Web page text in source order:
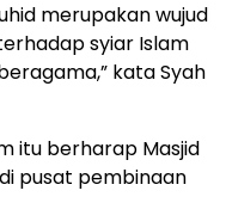
merupakan wujud
syiar Islam
kata Syah
itu berharap Masjid
pusat pembinaan